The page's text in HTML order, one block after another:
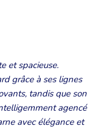
et spacieuse.
grâce à ses lignes
tandis que son
agencé
avec élégance et